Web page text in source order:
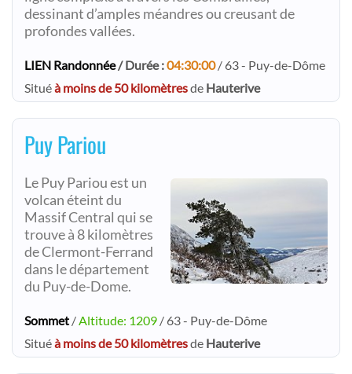
dessinant d’amples méandres ou creusant de
profondes vallées.
LIEN Randonnée/ Durée :04:30:00/ 63 - Puy-de-Dôme
Situéà moins de 50 kilomètresde Hauterive
Puy Pariou
Le Puy Pariou est un
volcan éteint du
Massif Central qui se
trouve à 8 kilomètres
de Clermont-Ferrand
dans le département
du Puy-de-Dome.
Sommet /Altitude: 1209 / 63 - Puy-de-Dôme
Situéà moins de 50 kilomètresde Hauterive